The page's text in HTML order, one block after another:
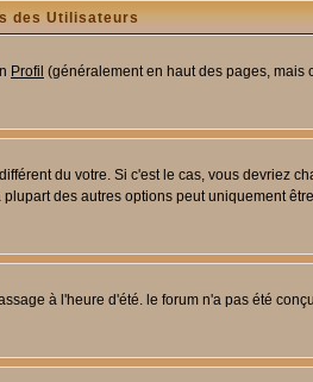
des Utilisateurs
Profil (généralement en haut des pages, mais
du votre. Si c'est le cas, vous devriez
des autres options peut uniquement
à l'heure d'été. le forum n'a pas été